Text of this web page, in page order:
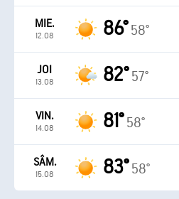
MIE.
12.08 86° 58°
JOI
13.08 82° 57°
VIN.
14.08 81° 58°
SÂM.
15.08 83° 58°